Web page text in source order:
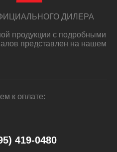
ДИЛЕРА
продукции с подробными
представлен на нашем
к оплате:
419-0480